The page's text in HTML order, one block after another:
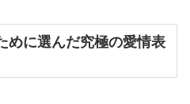
めに選んだ究極の愛情表